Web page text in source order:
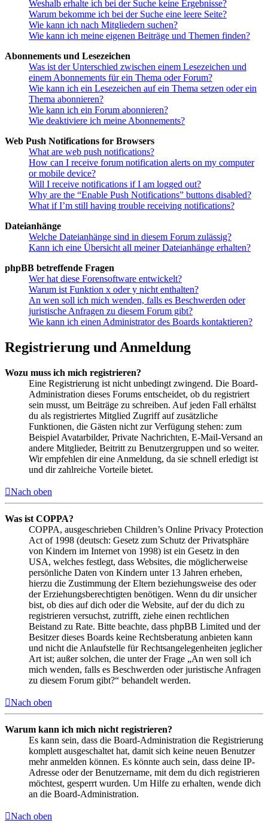
Weshalb erhalte ich bei der Suche keine Ergebnisse?
Warum bekomme ich bei der Suche eine leere Seite?
Wie kann ich nach Mitgliedern suchen?
Wie kann ich meine eigenen Beiträge und Themen finden?
Abonnements und Lesezeichen
Was ist der Unterschied zwischen einem Lesezeichen und
einem Abonnements für ein Thema oder Forum?
Wie kann ich ein Lesezeichen auf ein Thema setzen oder ein
Thema abonnieren?
Wie kann ich ein Forum abonnieren?
Wie deaktiviere ich meine Abonnements?
Web Push Notifications for Browsers
What are web push notifications?
How can I receive forum notification alerts on my computer
or mobile device?
Will I receive notifications if I am logged out?
Why are the “Enable Push Notifications” buttons disabled?
What if I’m still having trouble receiving notifications?
Dateianhänge
Welche Dateianhänge sind in diesem Forum zulässig?
Kann ich eine Übersicht all meiner Dateianhänge erhalten?
phpBB betreffende Fragen
Wer hat diese Forensoftware entwickelt?
Warum ist Funktion x oder y nicht enthalten?
An wen soll ich mich wenden, falls es Beschwerden oder
juristische Anfragen zu diesem Forum gibt?
Wie kann ich einen Administrator des Boards kontaktieren?
Registrierung und Anmeldung
Wozu muss ich mich registrieren?
Eine Registrierung ist nicht unbedingt zwingend. Die Board-
Administration dieses Forums entscheidet, ob du registriert
sein musst, um Beiträge zu schreiben. Auf jeden Fall erhältst
du als registriertes Mitglied Zugriff auf zusätzliche
Funktionen, die Gästen nicht zur Verfügung stehen: zum
Beispiel Avatarbilder, Private Nachrichten, E-Mail-Versand an
andere Mitglieder, Beitritt zu Benutzergruppen und so weiter.
Wir empfehlen dir eine Anmeldung, da sie schnell erledigt ist
und dir zahlreiche Vorteile bietet.
Nach oben
Was ist COPPA?
COPPA, ausgeschrieben Children’s Online Privacy Protection
Act of 1998 (deutsch: Gesetz zum Schutz der Privatsphäre
von Kindern im Internet von 1998) ist ein Gesetz in den
USA, welches festlegt, dass Websites, die möglicherweise
persönliche Daten von Kindern unter 13 Jahren erheben,
hierzu die Zustimmung der Eltern beziehungsweise des oder
der Erziehungsberechtigten benötigen. Wenn du dir unsicher
bist, ob dies auf dich oder die Website, auf der du dich zu
registrieren versuchst, zutrifft, ziehe einen rechtlichen
Beistand zu Rate. Bitte beachte, dass phpBB Limited und der
Besitzer dieses Boards keine Rechtsberatung anbieten kann
und nicht die Anlaufstelle für Rechtsangelegenheiten jeglicher
Art ist; außer solchen, die unter der Frage „An wen soll ich
mich wenden, falls es Beschwerden oder juristische Anfragen
zu diesem Forum gibt?“ behandelt werden.
Nach oben
Warum kann ich mich nicht registrieren?
Es kann sein, dass die Board-Administration die Registrierung
komplett ausgeschaltet hat, damit sich keine neuen Benutzer
mehr anmelden können. Es könnte auch sein, dass deine IP-
Adresse oder der Benutzername, mit dem du dich registrieren
möchtest, gesperrt wurden. Um Hilfe zu erhalten, wende dich
an die Board-Administration.
Nach oben